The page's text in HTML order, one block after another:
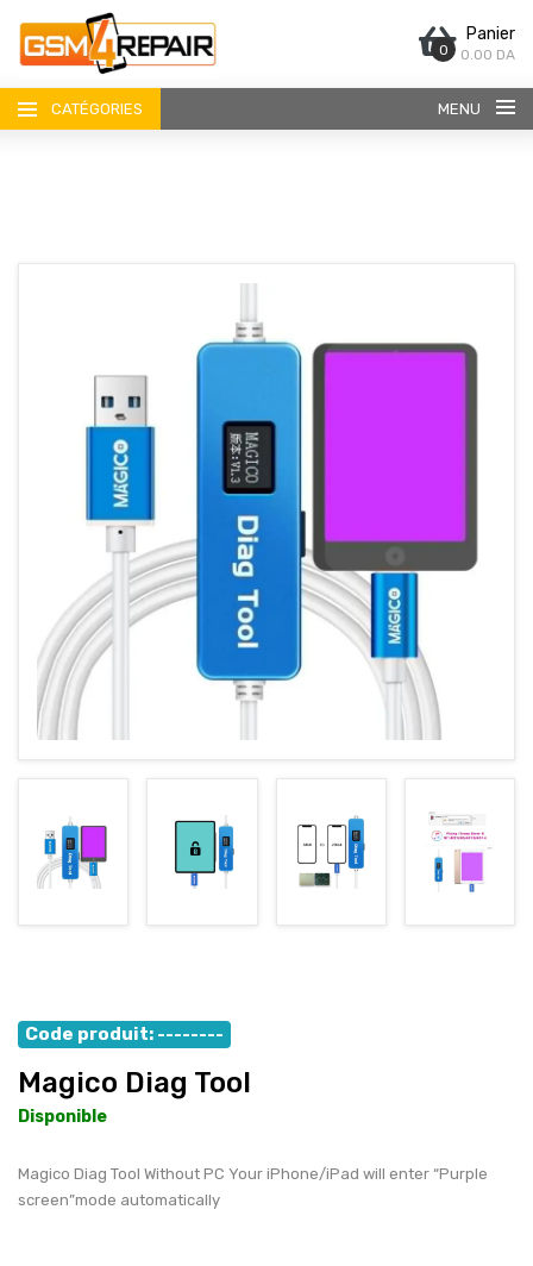
0
Panier
0.00 DA
CATÉGORIES MENU
BOUTIQUE
CONTACT
Tel / Whatsapp : 0553082647 / 0550585240
gsm4repair@gmail.com
Code produit: --------
Magico Diag Tool
Disponible
Magico Diag Tool Without PC Your iPhone/iPad will enter “Purple
screen”mode automatically